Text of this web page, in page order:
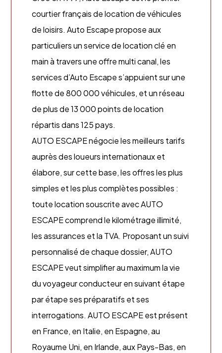
courtier français de location de véhicules
de loisirs. Auto Escape propose aux
particuliers un service de location clé en
main à travers une offre multi canal, les
services d’Auto Escape s’appuient sur une
flotte de 800 000 véhicules, et un réseau
de plus de 13 000 points de location
répartis dans 125 pays.
AUTO ESCAPE négocie les meilleurs tarifs
auprès des loueurs internationaux et
élabore, sur cette base, les offres les plus
simples et les plus complètes possibles :
toute location souscrite avec AUTO
ESCAPE comprend le kilométrage illimité,
les assurances et la TVA. Proposant un suivi
personnalisé de chaque dossier, AUTO
ESCAPE veut simplifier au maximum la vie
du voyageur conducteur en suivant étape
par étape ses préparatifs et ses
interrogations. AUTO ESCAPE est présent
en France, en Italie, en Espagne, au
Royaume Uni, en Irlande, aux Pays-Bas, en